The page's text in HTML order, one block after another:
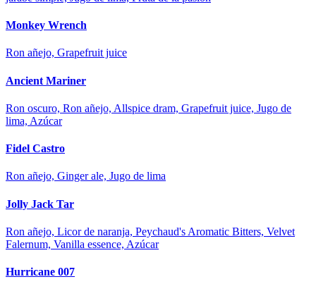
Monkey Wrench
Ron añejo, Grapefruit juice
Ancient Mariner
Ron oscuro, Ron añejo, Allspice dram, Grapefruit juice, Jugo de
lima, Azúcar
Fidel Castro
Ron añejo, Ginger ale, Jugo de lima
Jolly Jack Tar
Ron añejo, Licor de naranja, Peychaud's Aromatic Bitters, Velvet
Falernum, Vanilla essence, Azúcar
Hurricane 007